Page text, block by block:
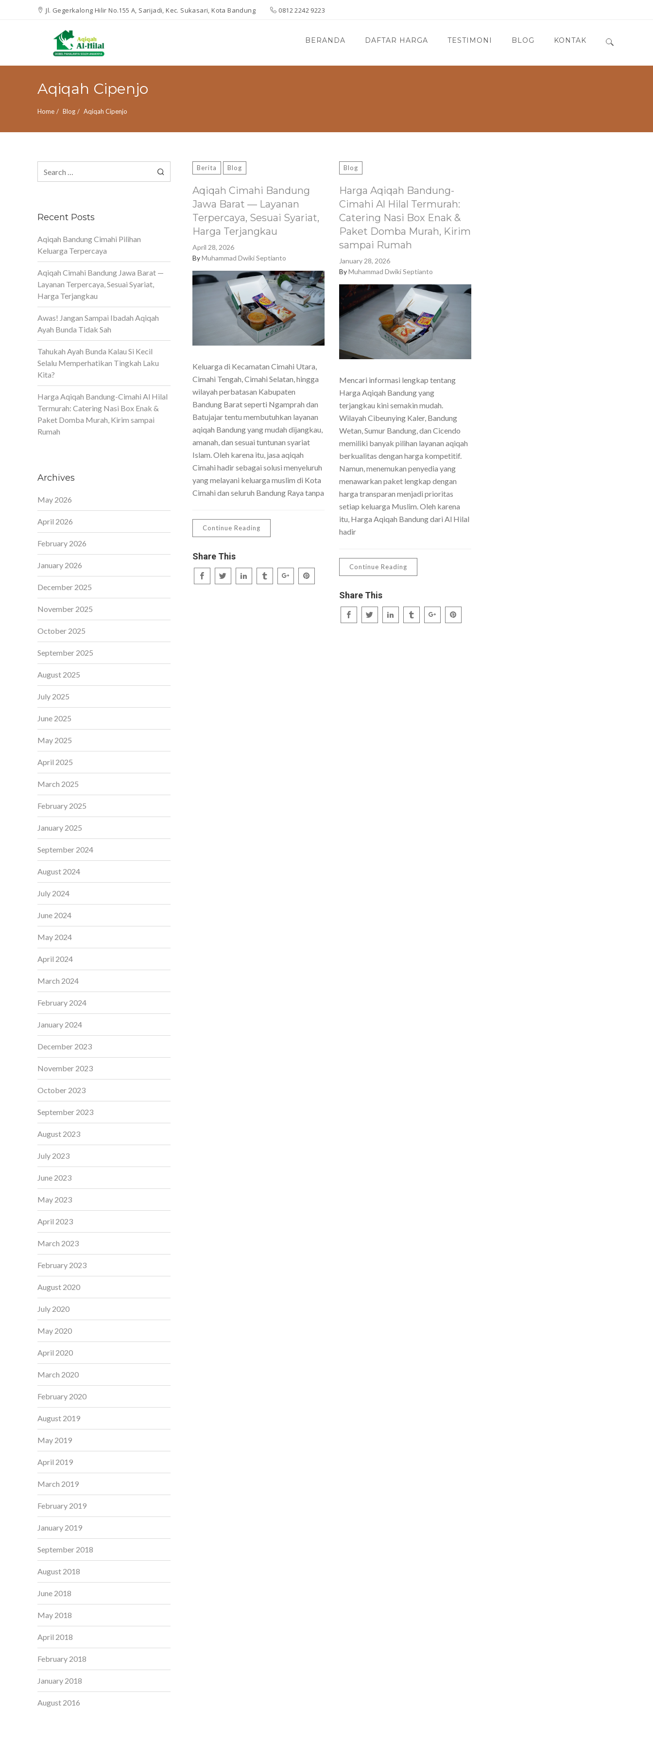
Jl. Gegerkalong Hilir No.155 A, Sarijadi, Kec. Sukasari, Kota Bandung 0812 2242 9223
BERANDA DAFTAR HARGA TESTIMONI BLOG KONTAK
Aqiqah Cipenjo
Home Blog Aqiqah Cipenjo
Berita Blog
Aqiqah Cimahi Bandung
Jawa Barat — Layanan
Terpercaya, Sesuai Syariat,
Harga Terjangkau
April 28, 2026
ByMuhammad Dwiki Septianto
Keluarga di Kecamatan Cimahi Utara,
Cimahi Tengah, Cimahi Selatan, hingga
wilayah perbatasan Kabupaten
Bandung Barat seperti Ngamprah dan
Batujajar tentu membutuhkan layanan
aqiqah Bandung yang mudah dijangkau,
amanah, dan sesuai tuntunan syariat
Islam. Oleh karena itu, jasa aqiqah
Cimahi hadir sebagai solusi menyeluruh
yang melayani keluarga muslim di Kota
Cimahi dan seluruh Bandung Raya tanpa
Continue Reading
Share This
Blog
Harga Aqiqah Bandung-
Cimahi Al Hilal Termurah:
Catering Nasi Box Enak &
Paket Domba Murah, Kirim
sampai Rumah
January 28, 2026
ByMuhammad Dwiki Septianto
Mencari informasi lengkap tentang
Harga Aqiqah Bandung yang
terjangkau kini semakin mudah.
Wilayah Cibeunying Kaler, Bandung
Wetan, Sumur Bandung, dan Cicendo
memiliki banyak pilihan layanan aqiqah
berkualitas dengan harga kompetitif.
Namun, menemukan penyedia yang
menawarkan paket lengkap dengan
harga transparan menjadi prioritas
setiap keluarga Muslim. Oleh karena
itu, Harga Aqiqah Bandung dari Al Hilal
hadir
Continue Reading
Share This
for:
Recent Posts
Aqiqah Bandung Cimahi Pilihan
Keluarga Terpercaya
Aqiqah Cimahi Bandung Jawa Barat —
Layanan Terpercaya, Sesuai Syariat,
Harga Terjangkau
Awas! Jangan Sampai Ibadah Aqiqah
Ayah Bunda Tidak Sah
Tahukah Ayah Bunda Kalau Si Kecil
Selalu Memperhatikan Tingkah Laku
Kita?
Harga Aqiqah Bandung-Cimahi Al Hilal
Termurah: Catering Nasi Box Enak &
Paket Domba Murah, Kirim sampai
Rumah
Archives
May 2026
April 2026
February 2026
January 2026
December 2025
November 2025
October 2025
September 2025
August 2025
July 2025
June 2025
May 2025
April 2025
March 2025
February 2025
January 2025
September 2024
August 2024
July 2024
June 2024
May 2024
April 2024
March 2024
February 2024
January 2024
December 2023
November 2023
October 2023
September 2023
August 2023
July 2023
June 2023
May 2023
April 2023
March 2023
February 2023
August 2020
July 2020
May 2020
April 2020
March 2020
February 2020
August 2019
May 2019
April 2019
March 2019
February 2019
January 2019
September 2018
August 2018
June 2018
May 2018
April 2018
February 2018
January 2018
August 2016